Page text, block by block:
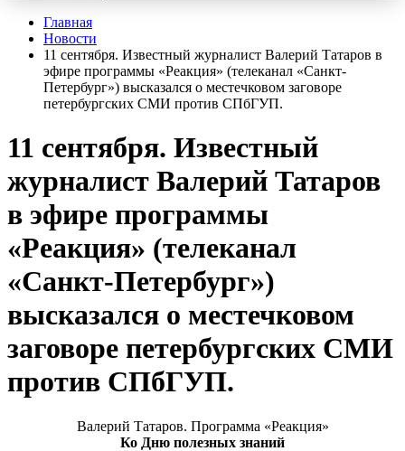
Главная
Новости
11 сентября. Известный журналист Валерий Татаров в
эфире программы «Реакция» (телеканал «Санкт-
Петербург») высказался о местечковом заговоре
петербургских СМИ против СПбГУП.
11 сентября. Известный
журналист Валерий Татаров
в эфире программы
«Реакция» (телеканал
«Санкт-Петербург»)
высказался о местечковом
заговоре петербургских СМИ
против СПбГУП.
Валерий Татаров. Программа «Реакция»
Ко Дню полезных знаний